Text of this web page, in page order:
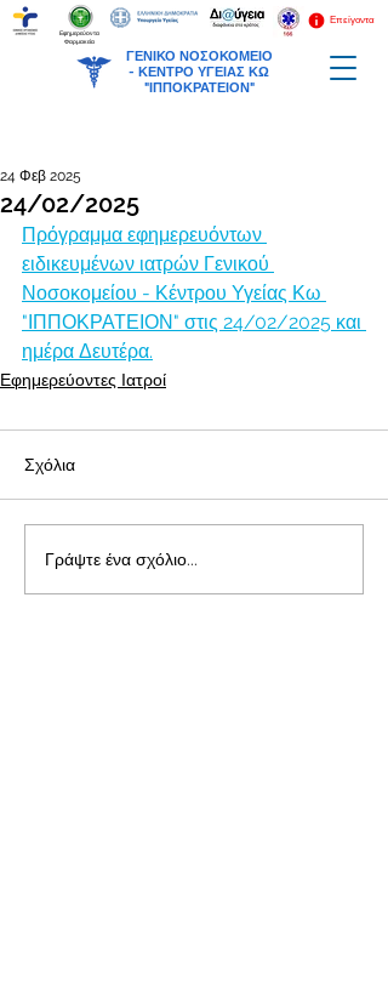
ΓΕΝΙΚΟ ΝΟΣΟΚΟΜΕΙΟ
- ΚΕΝΤΡΟ ΥΓΕΙΑΣ ΚΩ
"ΙΠΠΟΚΡΑΤΕΙΟΝ"
Επείγοντα
Εφημερεύοντα
Φαρμακεία
24/02/2025
24 Φεβ 2025
Πρόγραμμα εφημερευόντων
ειδικευμένων ιατρών Γενικού
Νοσοκομείου - Κέντρου Υγείας Κω
"ΙΠΠΟΚΡΑΤΕΙΟΝ" στις 24/02/2025 και
ημέρα Δευτέρα.
Εφημερεύοντες Ιατροί
Σχόλια
Γράψτε ένα σχόλιο...